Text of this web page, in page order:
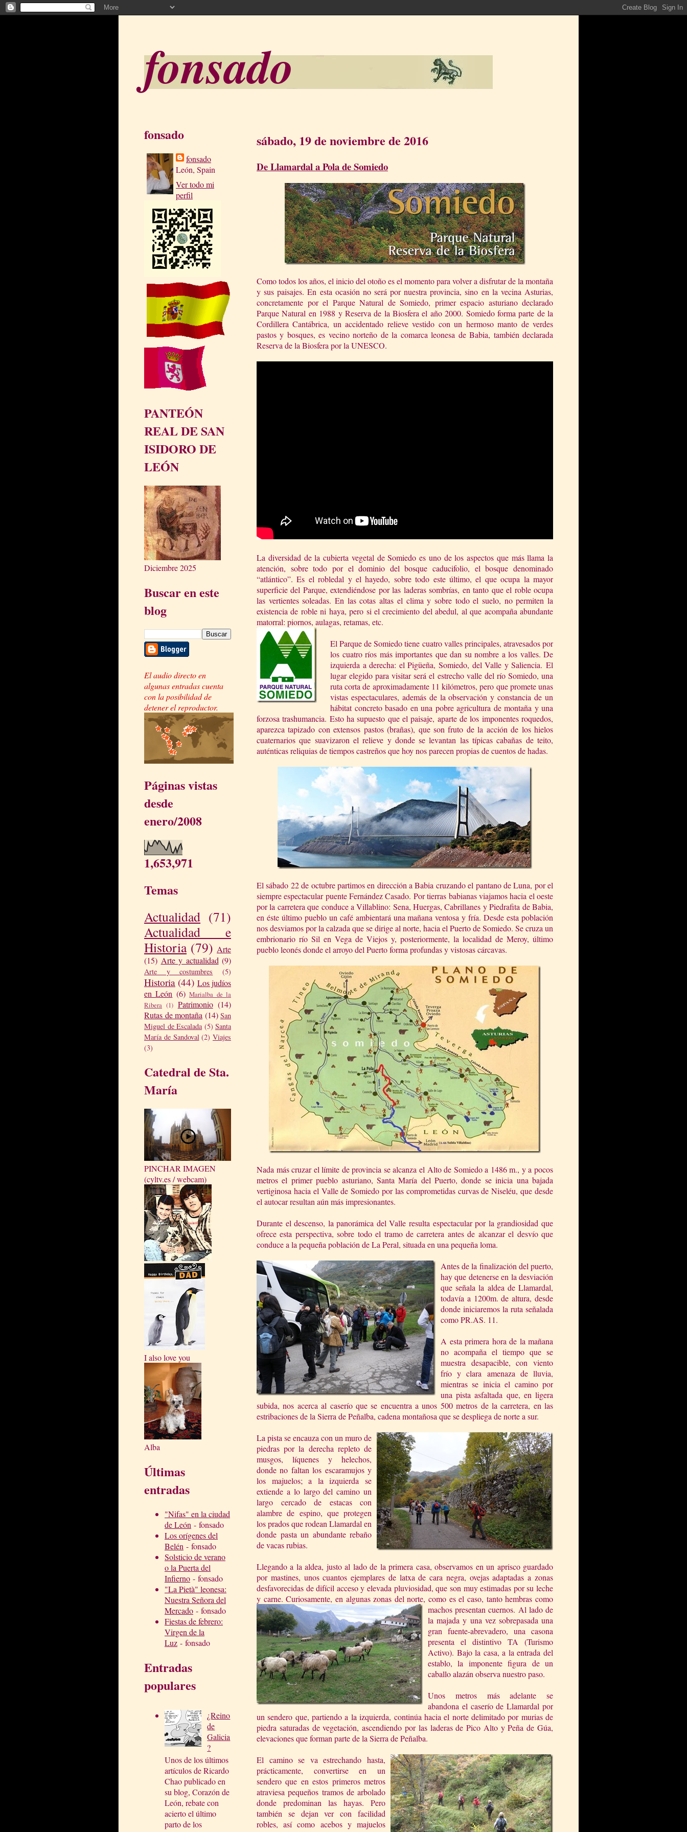
fonsado
fonsado
fonsado
León, Spain
Ver todo mi
perfil
PANTEÓN
REAL DE SAN
ISIDORO DE
LEÓN
Diciembre 2025
Buscar en este
blog
El audio directo en
algunas entradas cuenta
con la posibilidad de
detener el reproductor.
Páginas vistas
desde
enero/2008
1,653,971
Temas
Actualidad (71)
Actualidad e
Historia (79) Arte
(15) Arte y actualidad (9)
Arte y costumbres (5)
Historia (44) Los judíos
en León (6) Marialba de la
Ribera (1) Patrimonio (14)
Rutas de montaña (14) San
Miguel de Escalada (5) Santa
María de Sandoval (2) Viajes
(3)
Catedral de Sta.
María
PINCHAR IMAGEN
(cyltv.es / webcam)
I also love you
Alba
Últimas
entradas
"Nifas" en la ciudad
de León - fonsado
Los orígenes del
Belén - fonsado
Solsticio de verano
o la Puerta del
Infierno - fonsado
"La Pietà" leonesa:
Nuestra Señora del
Mercado - fonsado
Fiestas de febrero:
Virgen de la
Luz - fonsado
Entradas
populares
¿Reino
de
Galicia
?
Unos de los últimos
artículos de Ricardo
Chao publicado en
su blog, Corazón de
León, rebate con
acierto el último
parto de los
sábado, 19 de noviembre de 2016
De Llamardal a Pola de Somiedo
Como todos los años, el inicio del otoño es el momento para volver a disfrutar de la montaña
y sus paisajes. En esta ocasión no será por nuestra provincia, sino en la vecina Asturias,
concretamente por el Parque Natural de Somiedo, primer espacio asturiano declarado
Parque Natural en 1988 y Reserva de la Biosfera el año 2000. Somiedo forma parte de la
Cordillera Cantábrica, un accidentado relieve vestido con un hermoso manto de verdes
pastos y bosques, es vecino norteño de la comarca leonesa de Babia, también declarada
Reserva de la Biosfera por la UNESCO.
La diversidad de la cubierta vegetal de Somiedo es uno de los aspectos que más llama la
atención, sobre todo por el dominio del bosque caducifolio, el bosque denominado
“atlántico”. Es el robledal y el hayedo, sobre todo este último, el que ocupa la mayor
superficie del Parque, extendiéndose por las laderas sombrías, en tanto que el roble ocupa
las vertientes soleadas. En las cotas altas el clima y sobre todo el suelo, no permiten la
existencia de roble ni haya, pero si el crecimiento del abedul, al que acompaña abundante
matorral: piornos, aulagas, retamas, etc.
El Parque de Somiedo tiene cuatro valles principales, atravesados por
los cuatro ríos más importantes que dan su nombre a los valles. De
izquierda a derecha: el Pigüeña, Somiedo, del Valle y Saliencia. El
lugar elegido para visitar será el estrecho valle del río Somiedo, una
ruta corta de aproximadamente 11 kilómetros, pero que promete unas
vistas espectaculares, además de la observación y constancia de un
hábitat concreto basado en una pobre agricultura de montaña y una
forzosa trashumancia. Esto ha supuesto que el paisaje, aparte de los imponentes roquedos,
aparezca tapizado con extensos pastos (brañas), que son fruto de la acción de los hielos
cuaternarios que suavizaron el relieve y donde se levantan las típicas cabañas de teito,
auténticas reliquias de tiempos castreños que hoy nos parecen propias de cuentos de hadas.
El sábado 22 de octubre partimos en dirección a Babia cruzando el pantano de Luna, por el
siempre espectacular puente Fernández Casado. Por tierras babianas viajamos hacia el oeste
por la carretera que conduce a Villablino: Sena, Huergas, Cabrillanes y Piedrafita de Babia,
en éste último pueblo un café ambientará una mañana ventosa y fría. Desde esta población
nos desviamos por la calzada que se dirige al norte, hacia el Puerto de Somiedo. Se cruza un
embrionario río Sil en Vega de Viejos y, posteriormente, la localidad de Meroy, último
pueblo leonés donde el arroyo del Puerto forma profundas y vistosas cárcavas.
Nada más cruzar el límite de provincia se alcanza el Alto de Somiedo a 1486 m., y a pocos
metros el primer pueblo asturiano, Santa María del Puerto, donde se inicia una bajada
vertiginosa hacia el Valle de Somiedo por las comprometidas curvas de Niseléu, que desde
el autocar resultan aún más impresionantes.
Durante el descenso, la panorámica del Valle resulta espectacular por la grandiosidad que
ofrece esta perspectiva, sobre todo el tramo de carretera antes de alcanzar el desvío que
conduce a la pequeña población de La Peral, situada en una pequeña loma.
Antes de la finalización del puerto,
hay que detenerse en la desviación
que señala la aldea de Llamardal,
todavía a 1200m. de altura, desde
donde iniciaremos la ruta señalada
como PR.AS. 11.
A esta primera hora de la mañana
no acompaña el tiempo que se
muestra desapacible, con viento
frío y clara amenaza de lluvia,
mientras se inicia el camino por
una pista asfaltada que, en ligera
subida, nos acerca al caserío que se encuentra a unos 500 metros de la carretera, en las
estribaciones de la Sierra de Peñalba, cadena montañosa que se despliega de norte a sur.
La pista se encauza con un muro de
piedras por la derecha repleto de
musgos, líquenes y helechos,
donde no faltan los escaramujos y
los majuelos; a la izquierda se
extiende a lo largo del camino un
largo cercado de estacas con
alambre de espino, que protegen
los prados que rodean Llamardal en
donde pasta un abundante rebaño
de vacas rubias.
Llegando a la aldea, justo al lado de la primera casa, observamos en un aprisco guardado
por mastines, unos cuantos ejemplares de latxa de cara negra, ovejas adaptadas a zonas
desfavorecidas de difícil acceso y elevada pluviosidad, que son muy estimadas por su leche
y carne. Curiosamente, en algunas zonas del norte, como es el caso, tantohembras como
machos presentan cuernos. Al lado de
la majada y una vez sobrepasada una
gran fuente-abrevadero, una casona
presenta el distintivo TA (Turismo
Activo). Bajo la casa, a la entrada del
establo, la imponente figura de un
caballo alazán observa nuestro paso.
Unos metros más adelante se
abandona el caserío de Llamardal por
un sendero que, partiendo a la izquierda, continúa hacia el norte delimitado por murias de
piedra saturadas de vegetación, ascendiendo por las laderas de Pico Alto y Peña de Gúa,
elevaciones que forman parte de la Sierra de Peñalba.
El camino se va estrechando hasta,
prácticamente, convertirse en un
sendero que en estos primeros metros
atraviesa pequeños tramos de arbolado
donde predominan las hayas. Pero
también se dejan ver con facilidad
robles, así como acebos y majuelos